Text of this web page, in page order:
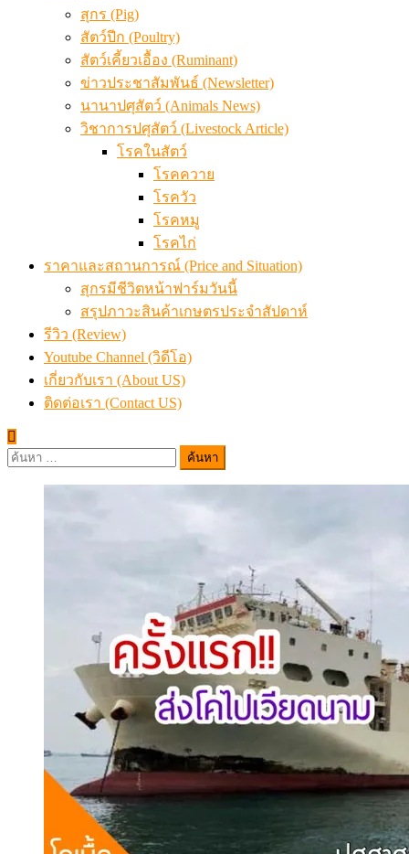
สุกร (Pig)
สัตว์ปีก (Poultry)
สัตว์เคี้ยวเอื้อง (Ruminant)
ข่าวประชาสัมพันธ์ (Newsletter)
นานาปศุสัตว์ (Animals News)
วิชาการปศุสัตว์ (Livestock Article)
โรคในสัตว์
โรคควาย
โรควัว
โรคหมู
โรคไก่
ราคาและสถานการณ์ (Price and Situation)
สุกรมีชีวิตหน้าฟาร์มวันนี้
สรุปภาวะสินค้าเกษตรประจำสัปดาห์
รีวิว (Review)
Youtube Channel (วิดีโอ)
เกี่ยวกับเรา (About US)
ติดต่อเรา (Contact US)
ค้นหา